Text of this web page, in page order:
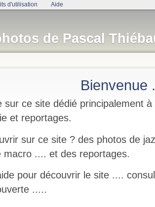
d'utilisation Aide
de Pascal
Bienvenue
sur ce site dédié principalement
et reportages.
sur ce site ? des photos de
macro .... et des reportages.
pour découvrir le site ....
.....